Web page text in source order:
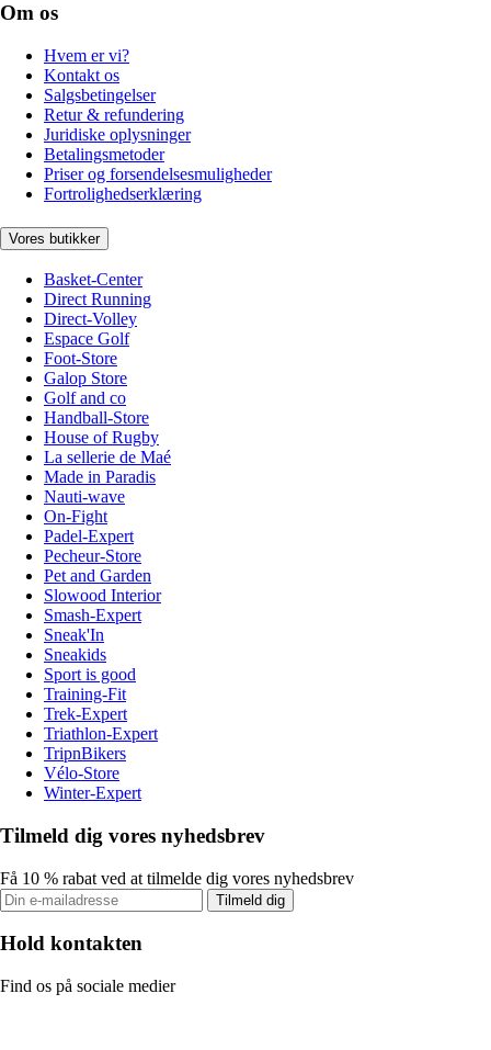
Om os
Hvem er vi?
Kontakt os
Salgsbetingelser
Retur & refundering
Juridiske oplysninger
Betalingsmetoder
Priser og forsendelsesmuligheder
Fortrolighedserklæring
Vores butikker
Basket-Center
Direct Running
Direct-Volley
Espace Golf
Foot-Store
Galop Store
Golf and co
Handball-Store
House of Rugby
La sellerie de Maé
Made in Paradis
Nauti-wave
On-Fight
Padel-Expert
Pecheur-Store
Pet and Garden
Slowood Interior
Smash-Expert
Sneak'In
Sneakids
Sport is good
Training-Fit
Trek-Expert
Triathlon-Expert
TripnBikers
Vélo-Store
Winter-Expert
Tilmeld dig vores nyhedsbrev
Få 10 % rabat ved at tilmelde dig vores nyhedsbrev
Tilmeld dig
Hold kontakten
Find os på sociale medier